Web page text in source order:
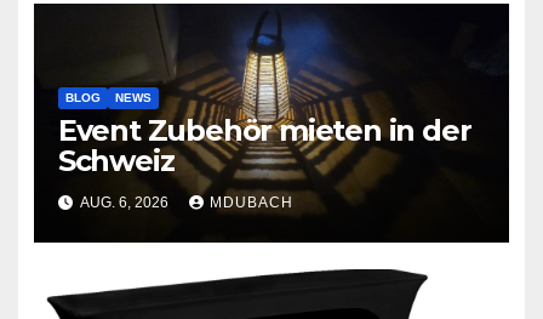
BLOG NEWS
Event Zubehör mieten in der
Schweiz
AUG. 6, 2026 MDUBACH